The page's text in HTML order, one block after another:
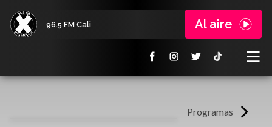
96.5 FM Cali Al aire
Programas